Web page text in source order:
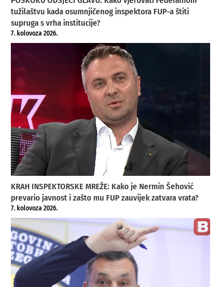
tužilaštvu kada osumnjičenog inspektora FUP-a štiti
supruga s vrha institucije?
7. kolovoza 2026.
KRAH INSPEKTORSKE MREŽE: Kako je Nermin Šehović
prevario javnost i zašto mu FUP zauvijek zatvara vrata?
7. kolovoza 2026.